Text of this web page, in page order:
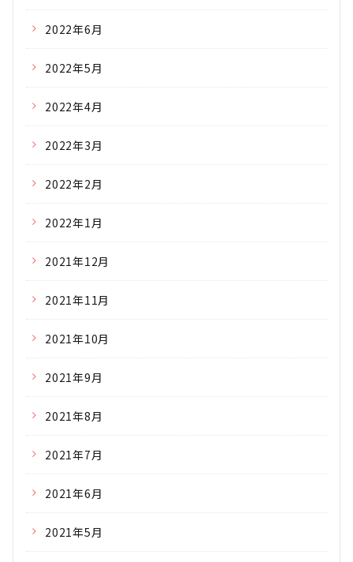
2022年6月
2022年5月
2022年4月
2022年3月
2022年2月
2022年1月
2021年12月
2021年11月
2021年10月
2021年9月
2021年8月
2021年7月
2021年6月
2021年5月